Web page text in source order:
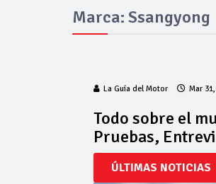
Marca: Ssangyong
La Guía del Motor Mar
Todo sobre el
Pruebas,
ÚLTIMAS NOTICIAS